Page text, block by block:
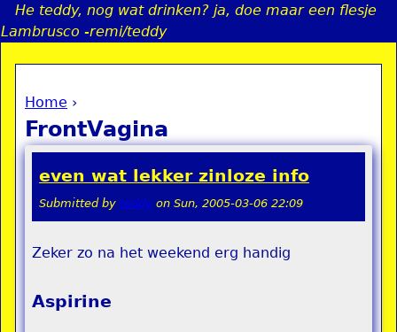
Jump to navigation
He teddy, nog wat drinken? ja, doe maar een flesje
Lambrusco -remi/teddy
You are here
Home ›
FrontVagina
even wat lekker zinloze info
Submitted by teddy on Sun, 2005-03-06 22:09
Zeker zo na het weekend erg handig
Aspirine